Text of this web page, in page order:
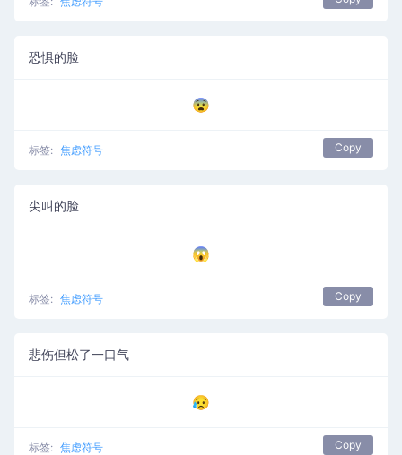
恐惧的脸
😨
标签: 焦虑符号 Copy
尖叫的脸
😱
标签: 焦虑符号 Copy
悲伤但松了一口气
😥
标签: 焦虑符号 Copy